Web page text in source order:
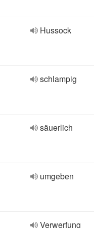
Hussock
schlampig
säuerlich
umgeben
Verwerfung